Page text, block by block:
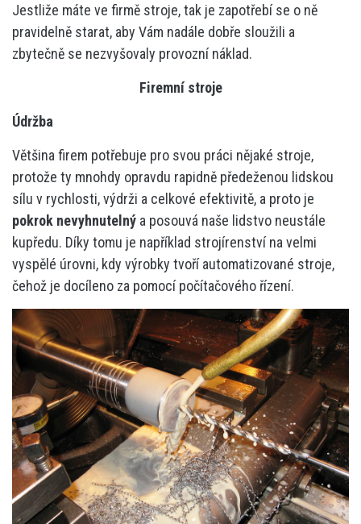
Jestliže máte ve firmě stroje, tak je zapotřebí se o ně
pravidelně starat, aby Vám nadále dobře sloužili a
zbytečně se nezvyšovaly provozní náklad.
Firemní stroje
Údržba
Většina firem potřebuje pro svou práci nějaké stroje,
protože ty mnohdy opravdu rapidně předeženou lidskou
sílu v rychlosti, výdrži a celkové efektivitě, a proto je
pokrok nevyhnutelný a posouvá naše lidstvo neustále
kupředu. Díky tomu je například strojírenství na velmi
vyspělé úrovni, kdy výrobky tvoří automatizované stroje,
čehož je docíleno za pomocí počítačového řízení.